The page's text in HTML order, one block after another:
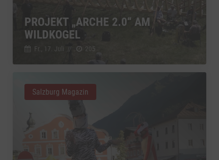
PROJEKT „ARCHE 2.0“ AM
WILDKOGEL
Fr., 17. Juli // 205
Salzburg Magazin